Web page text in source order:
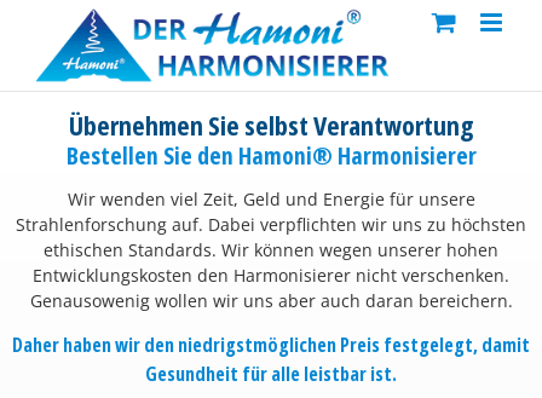
content
Übernehmen Sie selbst Verantwortung
Bestellen Sie den Hamoni® Harmonisierer
Wir wenden viel Zeit, Geld und Energie für unsere
Strahlenforschung auf. Dabei verpflichten wir uns zu höchsten
ethischen Standards. Wir können wegen unserer hohen
Entwicklungskosten den Harmonisierer nicht verschenken.
Genausowenig wollen wir uns aber auch daran bereichern.
Daher haben wir den niedrigstmöglichen Preis festgelegt, damit
Gesundheit für alle leistbar ist.